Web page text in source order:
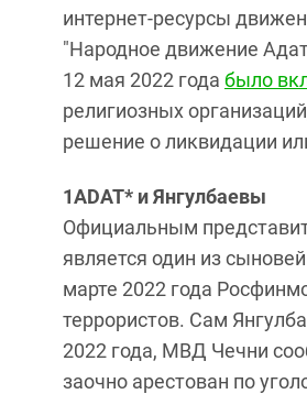
интернет-ресурсы
"Народное движение
12 мая 2022 года было
религиозных
решение о ликвидации
1ADAT* и Янгулбаевы
Официальным
является один из
марте 2022 года
террористов. Сам
2022 года, МВД Чечни
заочно арестован по